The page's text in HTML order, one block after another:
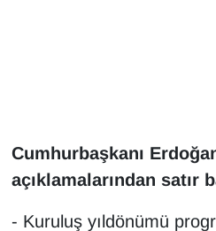
Cumhurbaşkanı
açıklamalarından satır
- Kuruluş yıldönümü
İngilizce